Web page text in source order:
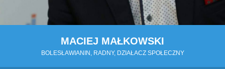
MACIEJ MAŁKOWSKI
BOLESŁAWIANIN, RADNY, DZIAŁACZ SPOŁECZNY